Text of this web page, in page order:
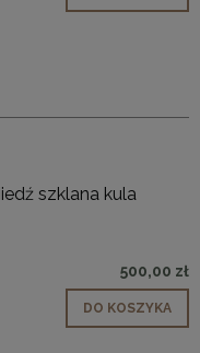
szklana kula
500,00 zł
DO KOSZYKA